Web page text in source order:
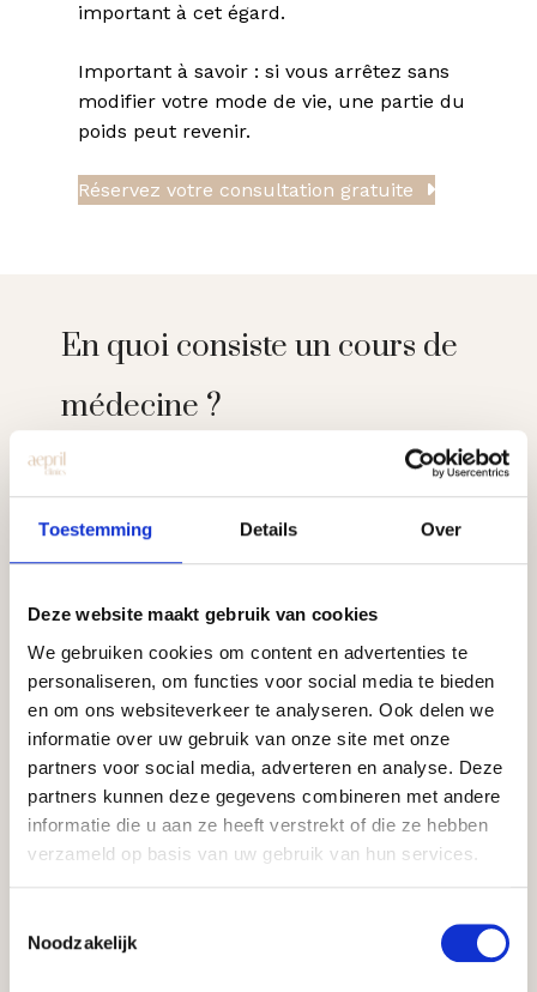
Toestemming Details Over
Deze website maakt gebruik van cookies
We gebruiken cookies om content en advertenties te
personaliseren, om functies voor social media te bieden
en om ons websiteverkeer te analyseren. Ook delen we
informatie over uw gebruik van onze site met onze
partners voor social media, adverteren en analyse. Deze
partners kunnen deze gegevens combineren met andere
informatie die u aan ze heeft verstrekt of die ze hebben
verzameld op basis van uw gebruik van hun services.
Noodzakelijk
important à cet égard.
Important à savoir : si vous arrêtez sans
modifier votre mode de vie, une partie du
poids peut revenir.
Réservez votre consultation gratuite
En quoi consiste un cours de
médecine ?
Un programme médical de perte de poids
aux Cliniques Aepril comprend plusieurs
éléments :
Discuter des attentes et des objectifs
réalisables
Explication de l’action, de la posologie et
des effets secondaires possibles
Contrôles périodiques
Conseils sur le mode de vie à soutenir
L’injection est administrée par voie sous-
cutanée une fois par semaine à l’aide d’un
stylo. De nombreux clients constatent une